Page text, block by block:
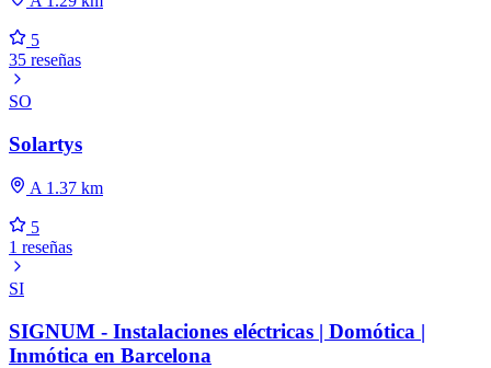
5
35 reseñas
SO
Solartys
A 1.37 km
5
1 reseñas
SI
SIGNUM - Instalaciones eléctricas | Domótica |
Inmótica en Barcelona